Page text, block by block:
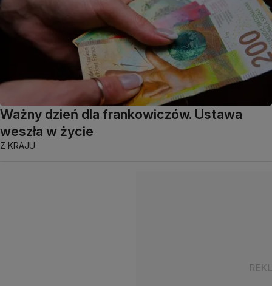
Ważny dzień dla frankowiczów. Ustawa
weszła w życie
Z KRAJU